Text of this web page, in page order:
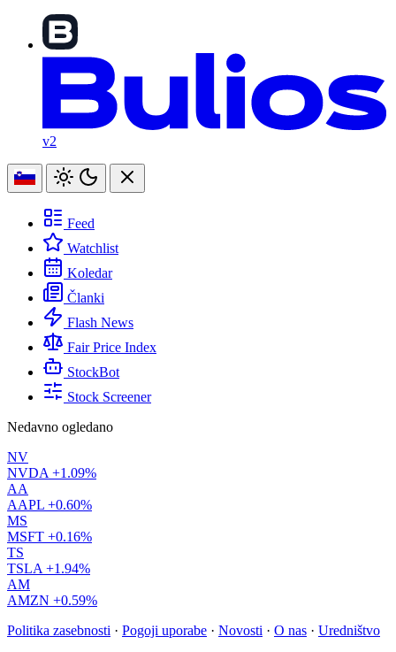
v2
Feed
Watchlist
Koledar
Članki
Flash News
Fair Price Index
StockBot
Stock Screener
Nedavno ogledano
NV
NVDA +1.09%
AA
AAPL +0.60%
MS
MSFT +0.16%
TS
TSLA +1.94%
AM
AMZN +0.59%
Politika zasebnosti · Pogoji uporabe · Novosti · O nas · Uredništvo